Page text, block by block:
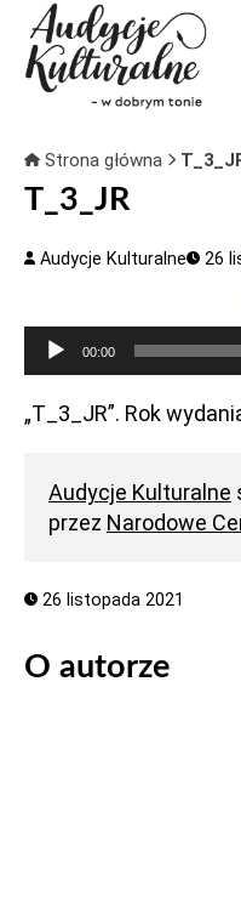
Strona główna
T_3_JR
Audycje Kulturalne 26
Odtwarzacz
plików
dźwiękowych
00:00
„T_3_JR”. Rok
Audycje Kulturalne
przez Narodowe
26 listopada 2021
O autorze